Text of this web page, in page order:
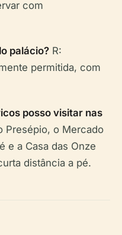
com
palácio? R:
permitida, com
posso visitar nas
Presépio, o Mercado
e a Casa das Onze
distância a pé.